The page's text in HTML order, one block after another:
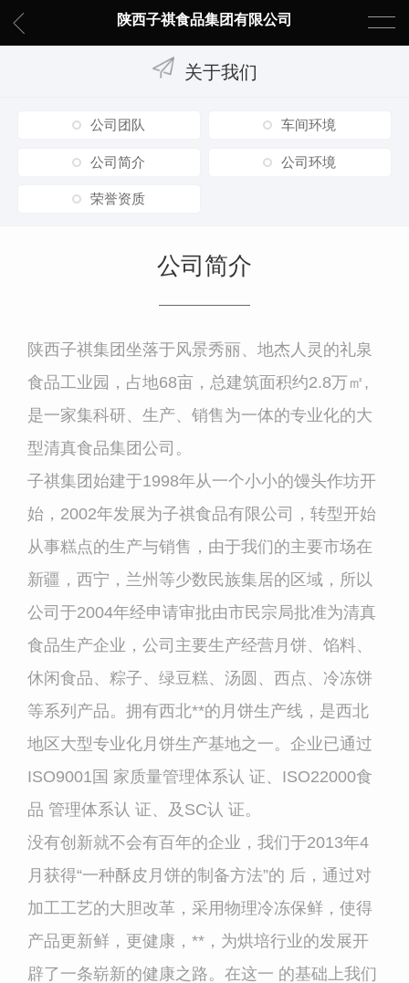
陕西子祺食品集团有限公司
关于我们
公司团队 车间环境
公司简介 公司环境
荣誉资质
公司简介
陕西子祺集团坐落于风景秀丽、地杰人灵的礼泉
食品工业园，占地68亩，总建筑面积约2.8万㎡,
是一家集科研、生产、销售为一体的专业化的大
型清真食品集团公司。
子祺集团始建于1998年从一个小小的馒头作坊开
始，2002年发展为子祺食品有限公司，转型开始
从事糕点的生产与销售，由于我们的主要市场在
新疆，西宁，兰州等少数民族集居的区域，所以
公司于2004年经申请审批由市民宗局批准为清真
食品生产企业，公司主要生产经营月饼、馅料、
休闲食品、粽子、绿豆糕、汤圆、西点、冷冻饼
等系列产品。拥有西北**的月饼生产线，是西北
地区大型专业化月饼生产基地之一。企业已通过
ISO9001国 家质量管理体系认 证、ISO22000食
品 管理体系认 证、及SC认 证。
没有创新就不会有百年的企业，我们于2013年4
月获得“一种酥皮月饼的制备方法”的 后，通过对
加工工艺的大胆改革，采用物理冷冻保鲜，使得
产品更新鲜，更健康，**，为烘培行业的发展开
辟了一条崭新的健康之路。在这一 的基础上我们